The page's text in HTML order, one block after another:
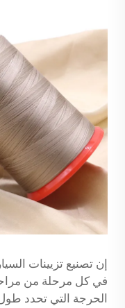
إن تصنيع تزيينات
في كل مرحلة من
الحرجة التي تحدد